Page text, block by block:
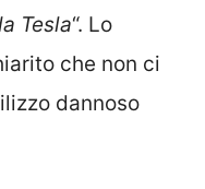
Tesla“. Lo
che non ci
dannoso